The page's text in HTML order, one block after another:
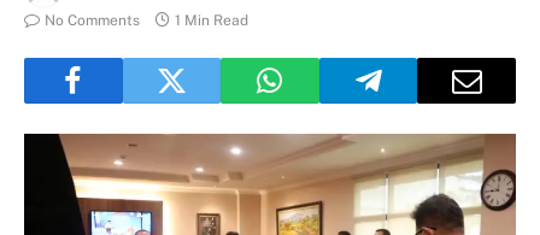
No Comments
1 Min Read